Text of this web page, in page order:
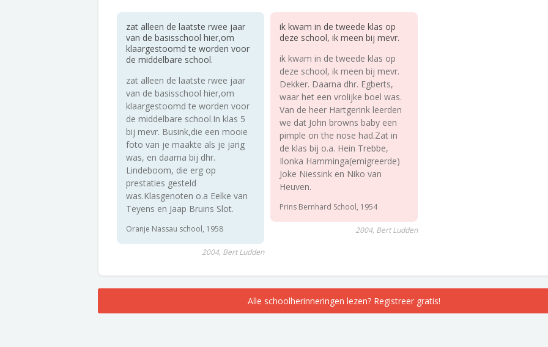
zat alleen de laatste rwee jaar
van de basisschool hier,om
klaargestoomd te worden voor
de middelbare school.
zat alleen de laatste rwee jaar
van de basisschool hier,om
klaargestoomd te worden voor
de middelbare school.In klas 5
bij mevr. Busink,die een mooie
foto van je maakte als je jarig
was, en daarna bij dhr.
Lindeboom, die erg op
prestaties gesteld
was.Klasgenoten o.a Eelke van
Teyens en Jaap Bruins Slot.
Oranje Nassau school, 1958
2004, Bert Ludden
ik kwam in de tweede klas op
deze school, ik meen bij mevr.
ik kwam in de tweede klas op
deze school, ik meen bij mevr.
Dekker. Daarna dhr. Egberts,
waar het een vrolijke boel was.
Van de heer Hartgerink leerden
we dat John browns baby een
pimple on the nose had.Zat in
de klas bij o.a. Hein Trebbe,
Ilonka Hamminga(emigreerde)
Joke Niessink en Niko van
Heuven.
Prins Bernhard School, 1954
2004, Bert Ludden
Alle schoolherinneringen lezen? Registreer gratis!